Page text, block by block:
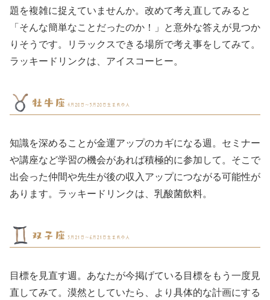
題を複雑に捉えていませんか。改めて考え直してみると
「そんな簡単なことだったのか！」と意外な答えが見つか
りそうです。リラックスできる場所で考え事をしてみて。
ラッキードリンクは、アイスコーヒー。
知識を深めることが金運アップのカギになる週。セミナー
や講座など学習の機会があれば積極的に参加して。そこで
出会った仲間や先生が後の収入アップにつながる可能性が
あります。ラッキードリンクは、乳酸菌飲料。
目標を見直す週。あなたが今掲げている目標をもう一度見
直してみて。漠然としていたら、より具体的な計画にする